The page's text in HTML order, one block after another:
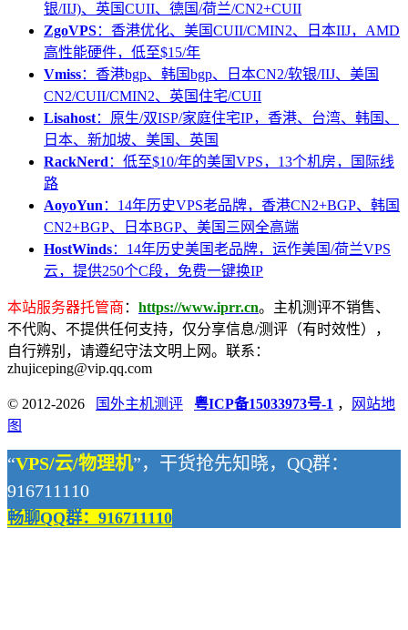
银/IIJ)、英国CUII、德国/荷兰/CN2+CUII
ZgoVPS：香港优化、美国CUII/CMIN2、日本IIJ，AMD
高性能硬件，低至$15/年
Vmiss：香港bgp、韩国bgp、日本CN2/软银/IIJ、美国
CN2/CUII/CMIN2、英国住宅/CUII
Lisahost：原生/双ISP/家庭住宅IP，香港、台湾、韩国、
日本、新加坡、美国、英国
RackNerd ：低至$10/年的美国VPS，13个机房，国际线
路
AoyoYun ：14年历史VPS老品牌，香港CN2+BGP、韩国
CN2+BGP、日本BGP、美国三网全高端
HostWinds：14年历史美国老品牌，运作美国/荷兰VPS
云，提供250个C段，免费一键换IP
本站服务器托管商 ： https://www.iprr.cn。主机测评不销售、
不代购、不提供任何支持，仅分享信息/测评（有时效性），
自行辨别，请遵纪守法文明上网。联系：
zhujiceping@vip.qq.com
© 2012-2026 国外主机测评 粤ICP备15033973号-1 ，
网站地
图
“VPS/云/物理机”，干货抢先知晓，QQ群：
916711110
畅聊QQ群：916711110